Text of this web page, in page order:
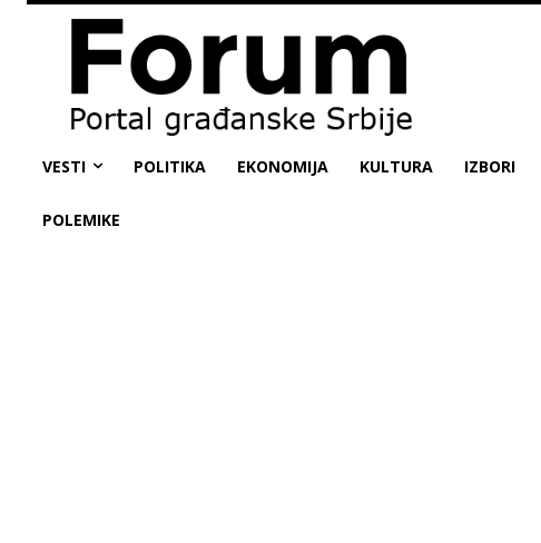
VESTI POLITIKA EKONOMIJA KULTURA IZBORI
POLEMIKE